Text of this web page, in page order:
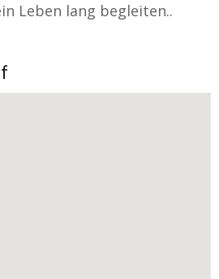
Leben lang begleiten..